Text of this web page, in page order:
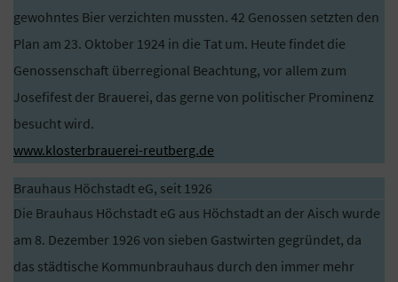
gewohntes Bier verzichten mussten. 42 Genossen setzten den
Plan am 23. Oktober 1924 in die Tat um. Heute findet die
Genossenschaft überregional Beachtung, vor allem zum
Josefifest der Brauerei, das gerne von politischer Prominenz
besucht wird.
www.klosterbrauerei-reutberg.de
Brauhaus Höchstadt eG, seit 1926
Die Brauhaus Höchstadt eG aus Höchstadt an der Aisch wurde
am 8. Dezember 1926 von sieben Gastwirten gegründet, da
das städtische Kommunbrauhaus durch den immer mehr